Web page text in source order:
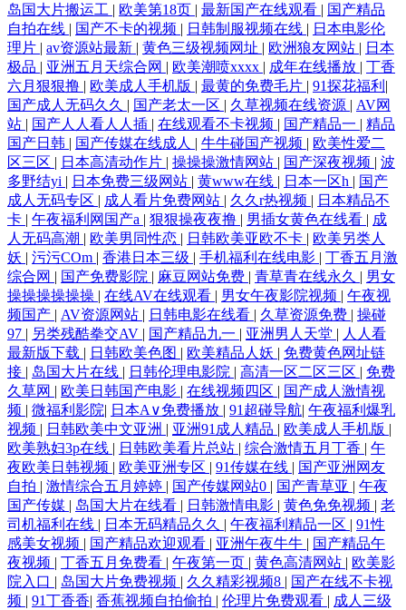
岛国大片搬运工 | 欧美第18页 | 最新国产在线观看 | 国产精品
自拍在线 | 国产不卡的视频 | 日韩制服视频在线 | 日本电影伦
理片 | av资源站最新 | 黄色三级视频网址 | 欧洲狼友网站 | 日本
极品 | 亚洲五月天综合网 | 欧美潮喷xxxx | 成年在线播放 | 丁香
六月狠狠撸 | 欧美成人手机版 | 最黄的免费毛片 | 91探花福利 |
国产成人无码久久 | 国产老太一区 | 久草视频在线资源 | AV网
站 | 国产人人看人人插 | 在线观看不卡视频 | 国产精品一 | 精品
国产日韩 | 国产传媒在线成人 | 牛牛碰国产视频 | 欧美性爱二
区三区 | 日本高清动作片 | 操操操激情网站 | 国产深夜视频 | 波
多野结yi | 日本免费三级网站 | 黄www在线 | 日本一区h | 国产
成人无码专区 | 成人看片免费网站 | 久久r热视频 | 日本精品不
卡 | 午夜福利网国产a | 狠狠操夜夜撸 | 男插女黄色在线看 | 成
人无码高潮 | 欧美男同性恋 | 日韩欧美亚欧不卡 | 欧美另类人
妖 | 污污COm | 香港日本三级 | 手机福利在线电影 | 丁香五月激
综合网 | 国产免费影院 | 麻豆网站免费 | 青草青在线永久 | 男女
操操操操操操 | 在线AV在线观看 | 男女午夜影院视频 | 午夜视
频国产 | AV资源网站 | 日韩电影在线看 | 久草资源免费 | 操碰
97 | 另类残酷拳交AV | 国产精品九一 | 亚洲男人天堂 | 人人看
最新版下载 | 日韩欧美色图 | 欧美精品人妖 | 免费黄色网址链
接 | 岛国大片在线 | 日韩伦理电影院 | 高清一区二区三区 | 免费
久草网 | 欧美日韩国产电影 | 在线视频四区 | 国产成人激情视
频 | 微福利影院| 日本A∨免费播放 | 91超碰导航| 午夜福利爆乳
视频 | 日韩欧美中文亚洲 | 亚洲91成人精品 | 欧美成人手机版 |
欧美熟妇3p在线 | 日韩欧美看片总站 | 综合激情五月丁香 | 午
夜欧美日韩视频 | 欧美亚洲专区 | 91传媒在线 | 国产亚洲网友
自拍 | 激情综合五月婷婷 | 国产传媒网站0 | 国产青草亚 | 午夜
国产传媒 | 岛国大片在线看 | 日韩激情电影 | 黄色免免视频 | 老
司机福利在线 | 日本无码精品久久 | 午夜福利精品一区 | 91性
感美女视频 | 国产精品欢迎观看 | 亚洲午夜牛牛 | 国产精品午
夜视频 | 丁香五月免费看 | 午夜第一页 | 黄色高清网站 | 欧美影
院入口 | 岛国大片免费视频 | 久久精彩视频8 | 国产在线不卡视
频 | 91丁香香| 香蕉视频自拍偷拍 | 伦理片免费观看 | 成人三级